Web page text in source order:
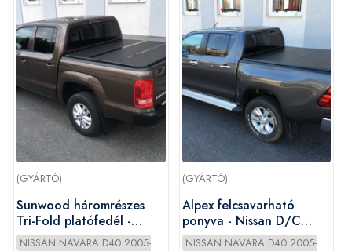
(GYÁRTÓ)
Sunwood háromrészes
Tri-Fold platófedél -
Nissan D/C 2005-2015
NISSAN NAVARA D40 2005-
(GYÁRTÓ)
Alpex felcsavarható
ponyva - Nissan D/C
2005-2015
NISSAN NAVARA D40 2005-